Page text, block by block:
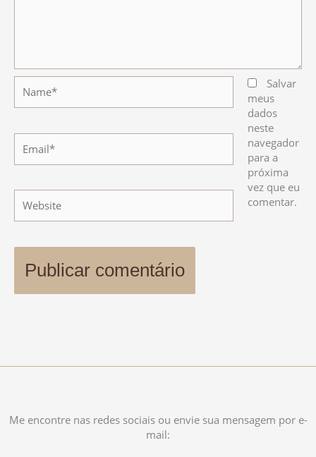
Salvar
meus
dados
neste
navegador
para a
próxima
vez que eu
comentar.
Me encontre nas redes sociais ou envie sua mensagem por e-
mail: